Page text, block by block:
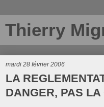
Thierry
mardi 28 février 2006
LA
DANGER, PAS LA